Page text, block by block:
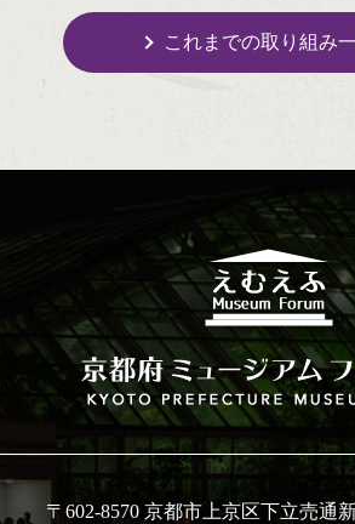
これまでの取り組み
〒602-8570 京都市上京区下立売通